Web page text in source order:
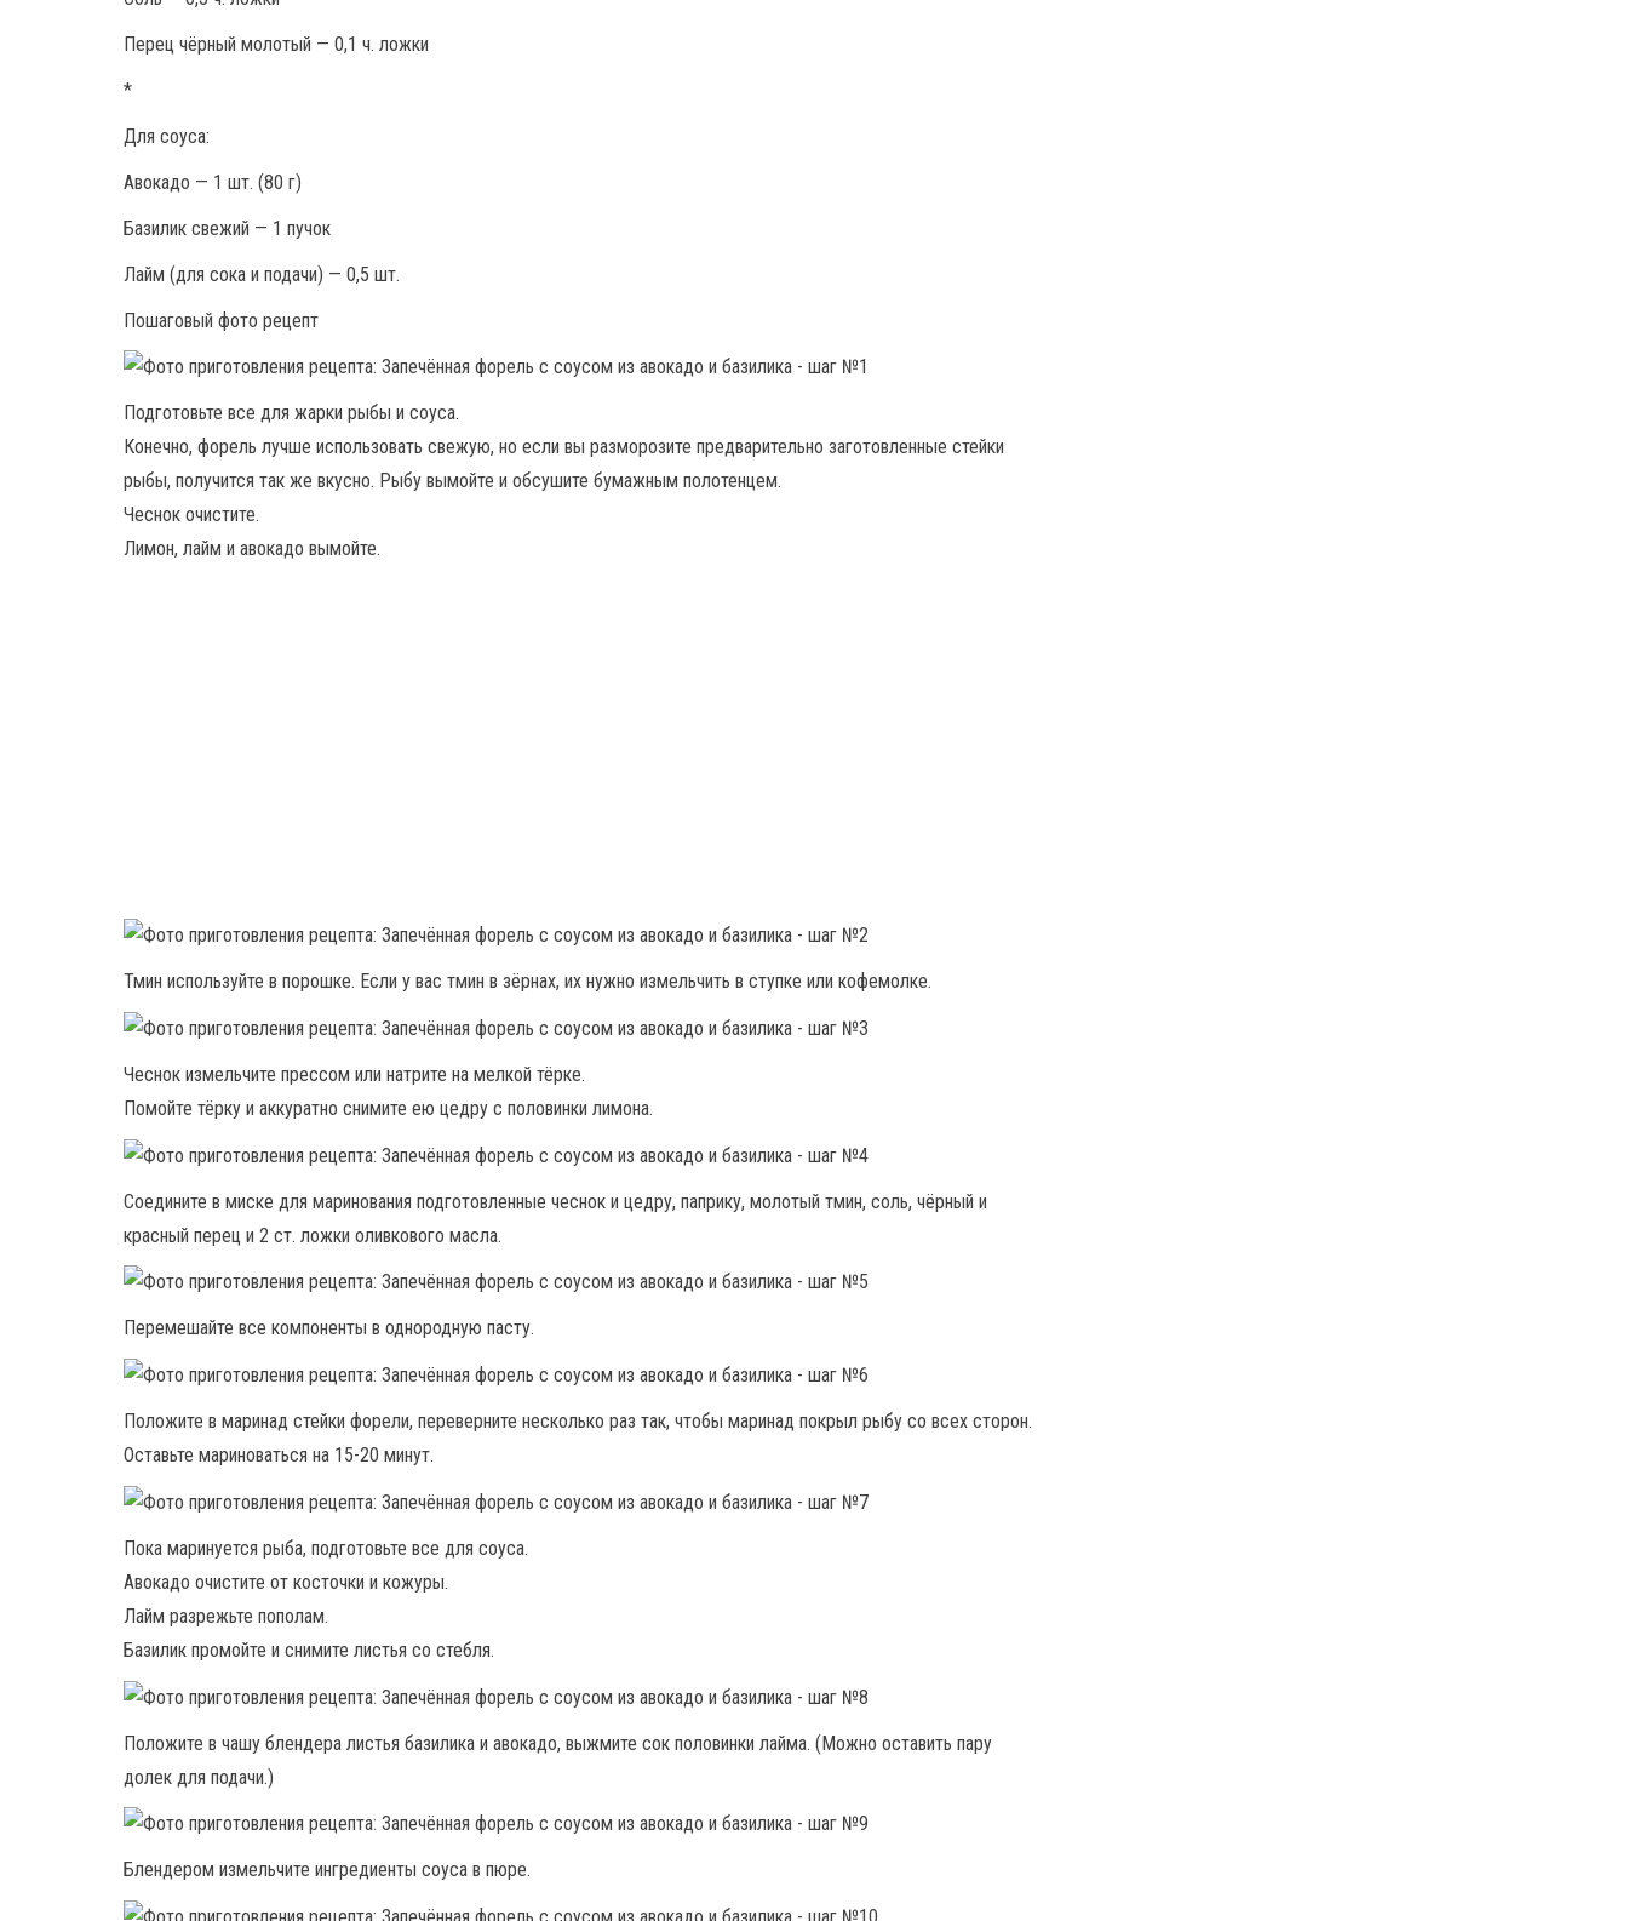
Перец чёрный молотый — 0,1 ч. ложки
*
Для соуса:
Авокадо — 1 шт. (80 г)
Базилик свежий — 1 пучок
Лайм (для сока и подачи) — 0,5 шт.⠀
Пошаговый фото рецепт
Подготовьте все для жарки рыбы и соуса.
Конечно, форель лучше использовать свежую, но если вы разморозите предварительно заготовленные стейки
рыбы, получится так же вкусно. Рыбу вымойте и обсушите бумажным полотенцем.
Чеснок очистите.
Лимон, лайм и авокадо вымойте.
Тмин используйте в порошке. Если у вас тмин в зёрнах, их нужно измельчить в ступке или кофемолке.
Чеснок измельчите прессом или натрите на мелкой тёрке.
Помойте тёрку и аккуратно снимите ею цедру с половинки лимона.
Соедините в миске для маринования подготовленные чеснок и цедру, паприку, молотый тмин, соль, чёрный и
красный перец и 2 ст. ложки оливкового масла.
Перемешайте все компоненты в однородную пасту.
Положите в маринад стейки форели, переверните несколько раз так, чтобы маринад покрыл рыбу со всех сторон.
Оставьте мариноваться на 15-20 минут.
Пока маринуется рыба, подготовьте все для соуса.
Авокадо очистите от косточки и кожуры.
Лайм разрежьте пополам.
Базилик промойте и снимите листья со стебля.
Положите в чашу блендера листья базилика и авокадо, выжмите сок половинки лайма. (Можно оставить пару
долек для подачи.)
Блендером измельчите ингредиенты соуса в пюре.